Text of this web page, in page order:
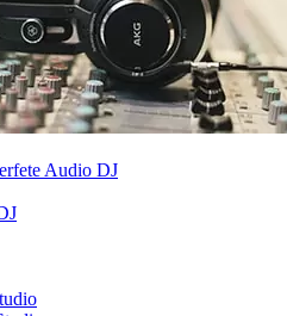
Audio DJ